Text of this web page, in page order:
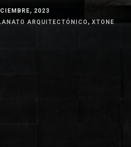
2023
ARQUITECTÓNICO, XTONE